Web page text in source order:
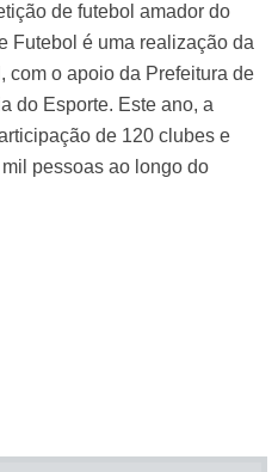
de futebol amador do
Futebol é uma realização da
com o apoio da Prefeitura de
do Esporte. Este ano, a
de 120 clubes e
pessoas ao longo do